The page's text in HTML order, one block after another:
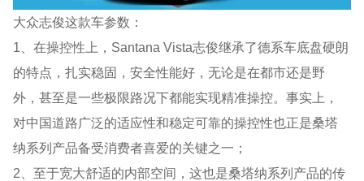
大众志俊这款车参数：
1、在操控性上，Santana Vista志俊继承了德系车底盘硬朗
的特点，扎实稳固，安全性能好，无论是在都市还是野
外，甚至是一些极限路况下都能实现精准操控。事实上，
对中国道路广泛的适应性和稳定可靠的操控性也正是桑塔
纳系列产品备受消费者喜爱的关键之一；
2、至于宽大舒适的内部空间，这也是桑塔纳系列产品的传